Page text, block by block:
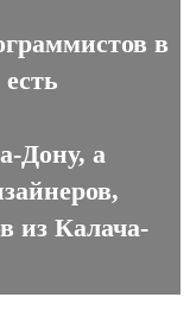
в
Дону, а
из Калача-